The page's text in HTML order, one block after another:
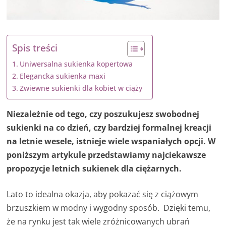
Spis treści
Uniwersalna sukienka kopertowa
Elegancka sukienka maxi
Zwiewne sukienki dla kobiet w ciąży
Niezależnie od tego, czy poszukujesz swobodnej
sukienki na co dzień, czy bardziej formalnej kreacji
na letnie wesele, istnieje wiele wspaniałych opcji. W
poniższym artykule przedstawiamy najciekawsze
propozycje letnich sukienek dla ciężarnych.
Lato to idealna okazja, aby pokazać się z ciążowym
brzuszkiem w modny i wygodny sposób. Dzięki temu,
że na rynku jest tak wiele zróżnicowanych ubrań